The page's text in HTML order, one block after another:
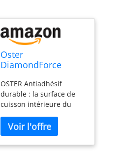
Oster
DiamondForce
Digital Air Fryer, 8
Functions
OSTER Antiadhésif
durable : la surface de
cuisson intérieure du
four à friteuse Oster est
renforcée et infusée avec
des particules de
diamant qui forment une